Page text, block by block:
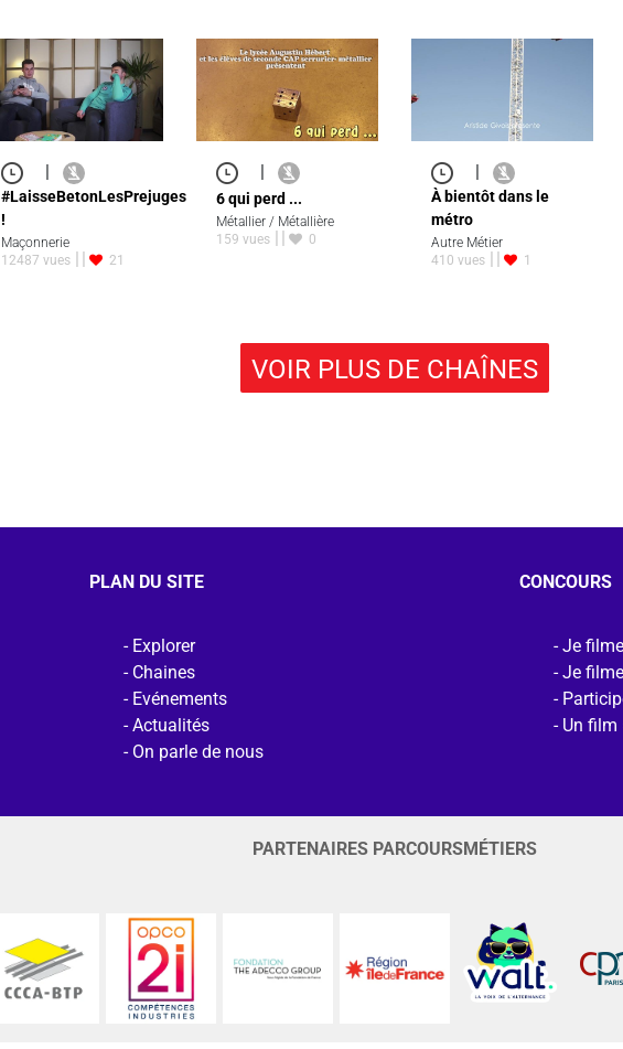
#LaisseBetonLesPrejuges
!
Maçonnerie
12487 vues
21
6 qui perd ...
Métallier / Métallière
159 vues
0
À bientôt dans le
métro
Autre Métier
410 vues
1
VOIR PLUS DE CHAÎNES
PLAN DU SITE
Explorer
Chaines
Evénements
Actualités
On parle de nous
CONCOURS
Je
Je
Un film
PARTENAIRES PARCOURSMÉTIERS